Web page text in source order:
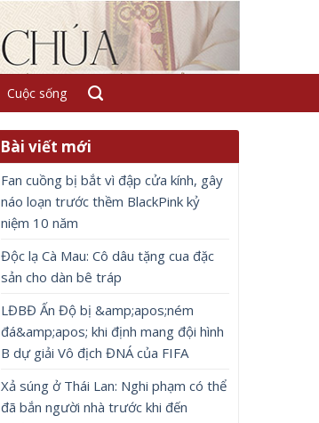
Cuộc sống
Bài viết mới
Fan cuồng bị bắt vì đập cửa kính, gây
náo loạn trước thềm BlackPink kỷ
niệm 10 năm
Độc lạ Cà Mau: Cô dâu tặng cua đặc
sản cho dàn bê tráp
LĐBĐ Ấn Độ bị &amp;apos;ném
đá&amp;apos; khi định mang đội hình
B dự giải Vô địch ĐNÁ của FIFA
Xả súng ở Thái Lan: Nghi phạm có thể
đã bắn người nhà trước khi đến